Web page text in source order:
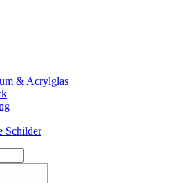
& Acrylglas
Schilder